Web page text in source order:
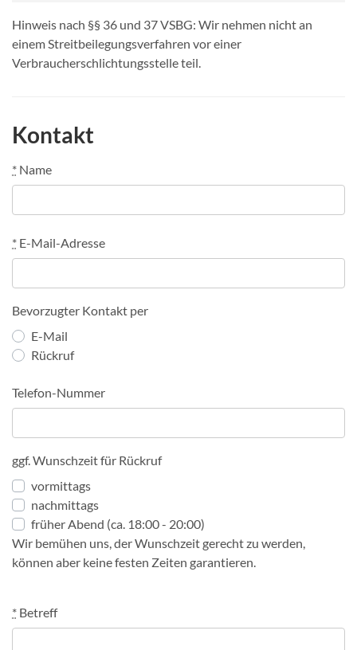
Hinweis nach §§ 36 und 37 VSBG: Wir nehmen nicht an
einem Streitbeilegungsverfahren vor einer
Verbraucherschlichtungsstelle teil.
Kontakt
* Name
* E-Mail-Adresse
Bevorzugter Kontakt per
E-Mail
Rückruf
Telefon-Nummer
ggf. Wunschzeit für Rückruf
vormittags
nachmittags
früher Abend (ca. 18:00 - 20:00)
Wir bemühen uns, der Wunschzeit gerecht zu werden,
können aber keine festen Zeiten garantieren.
* Betreff